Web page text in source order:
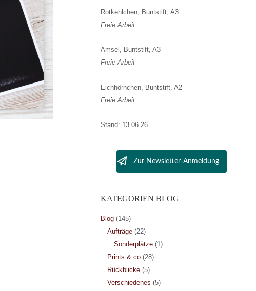
Rotkehlchen, Buntstift, A3
Freie Arbeit
Amsel, Buntstift, A3
Freie Arbeit
Eichhörnchen, Buntstift, A2
Freie Arbeit
Stand: 13.06.26
Zur Newsletter-Anmeldung
KATEGORIEN BLOG
Blog(145)
Aufträge(22)
Sonderplätze(1)
Prints & co(28)
Rückblicke(5)
Verschiedenes (5)